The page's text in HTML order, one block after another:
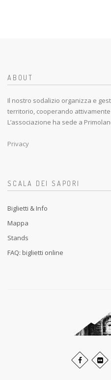
ABOUT
Il nostro sodalizio organizza e
territorio, cooperando
L’associazione ha sede a
Privacy
SCALA DEI SAPORI
Biglietti & Info
Mappa
Stands
FAQ: biglietti online